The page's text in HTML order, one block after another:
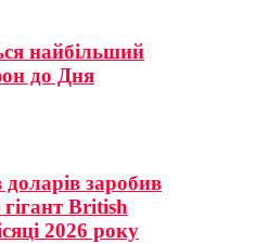
найбільший
до Дня
заробив
British
2026 року